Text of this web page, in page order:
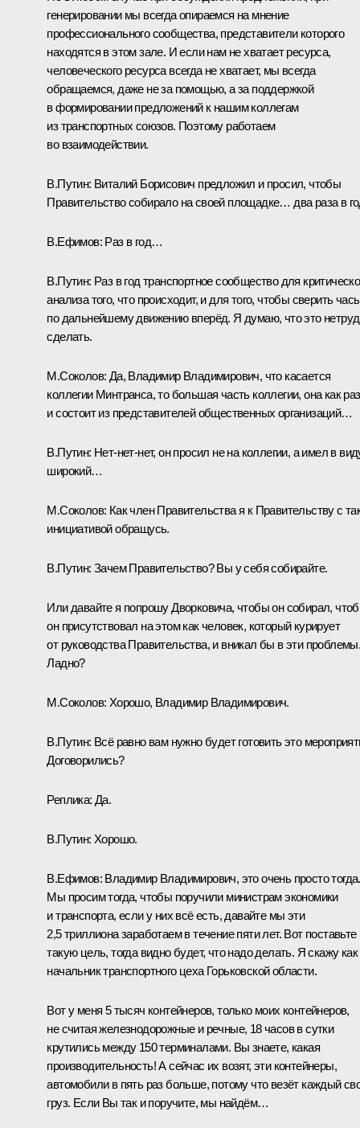
генерировании мы всегда опираемся на мнение
профессионального сообщества, представители которого
находятся в этом зале. И если нам не хватает ресурса,
человеческого ресурса всегда не хватает, мы всегда
обращаемся, даже не за помощью, а за поддержкой
в формировании предложений к нашим коллегам
из транспортных союзов. Поэтому работаем
во взаимодействии.
В.Путин: Виталий Борисович предложил и просил, чтобы
Правительство собирало на своей площадке… два раза в
В.Ефимов: Раз в год…
В.Путин: Раз в год транспортное сообщество для
анализа того, что происходит, и для того, чтобы сверить
по дальнейшему движению вперёд. Я думаю, что это
сделать.
М.Соколов: Да, Владимир Владимирович, что касается
коллегии Минтранса, то большая часть коллегии, она как раз
и состоит из представителей общественных организаций…
В.Путин: Нет-нет-нет, он просил не на коллегии, а имел в
широкий…
М.Соколов: Как член Правительства я к Правительству с
инициативой обращусь.
В.Путин: Зачем Правительство? Вы у себя собирайте.
Или давайте я попрошу Дворковича, чтобы он собирал,
он присутствовал на этом как человек, который курирует
от руководства Правительства, и вникал бы в эти
Ладно?
М.Соколов: Хорошо, Владимир Владимирович.
В.Путин: Всё равно вам нужно будет готовить это
Договорились?
Реплика: Да.
В.Путин: Хорошо.
В.Ефимов: Владимир Владимирович, это очень просто тогда.
Мы просим тогда, чтобы поручили министрам экономики
и транспорта, если у них всё есть, давайте мы эти
2,5 триллиона заработаем в течение пяти лет. Вот поставьте
такую цель, тогда видно будет, что надо делать. Я скажу как
начальник транспортного цеха Горьковской области.
Вот у меня 5 тысяч контейнеров, только моих контейнеров,
не считая железнодорожные и речные, 18 часов в сутки
крутились между 150 терминалами. Вы знаете, какая
производительность! А сейчас их возят, эти контейнеры,
автомобили в пять раз больше, потому что везёт каждый
груз. Если Вы так и поручите, мы найдём…